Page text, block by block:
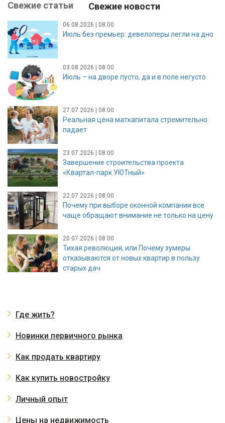
Свежие статьи Свежие новости
06.08.2026 | 08:00
Июль без премьер: девелоперы легли на дно
03.08.2026 | 08:00
Июль – на дворе пусто, да и в поле негусто
27.07.2026 | 08:00
Реальная цена маткапитала стремительно
падает
23.07.2026 | 08:00
Завершение строительства проекта
«Квартал-парк УЮТный»
22.07.2026 | 08:00
Почему при выборе оконной компании все
чаще обращают внимание не только на цену
20.07.2026 | 08:00
Тихая революция, или Почему зумеры
отказываются от новых квартир в пользу
старых дач
Где жить?
Новинки первичного рынка
Как продать квартиру
Как купить новостройку
Личный опыт
Цены на недвижимость